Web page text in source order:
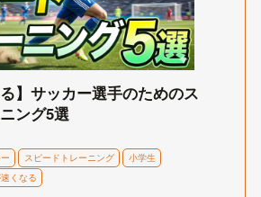
る】サッカー選手のためのス
ング5選
スピードトレーニング
小学生
くなる